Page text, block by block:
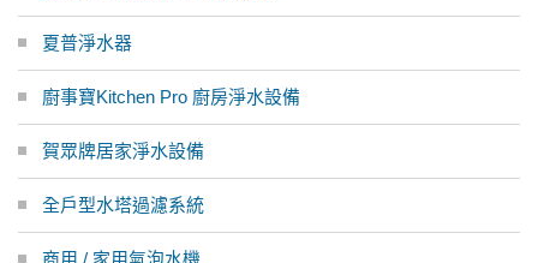
夏普淨水器
廚事寶Kitchen Pro 廚房淨水設備
賀眾牌居家淨水設備
全戶型水塔過濾系統
商用 / 家用氣泡水機